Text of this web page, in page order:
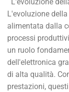
L'evoluzione
alimentata dalla
processi
un ruolo
dell'elettronica
di alta qualità.
prestazioni,